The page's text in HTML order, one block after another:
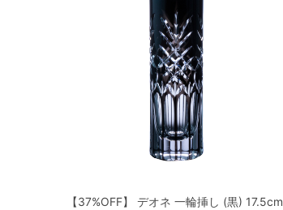
【37%OFF】 デオネ 一輪挿し (黒) 17.5cm